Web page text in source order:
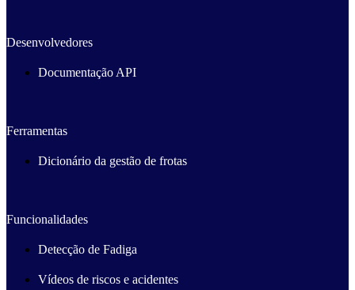
Desenvolvedores
Documentação API
Ferramentas
Dicionário da gestão de frotas
Funcionalidades
Detecção de Fadiga
Vídeos de riscos e acidentes